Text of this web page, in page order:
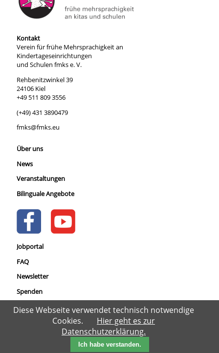
Kontakt
Verein für frühe Mehrsprachigkeit an
Kindertageseinrichtungen
und Schulen fmks e. V.
Rehbenitzwinkel 39
24106 Kiel
+49 511 809 3556
(+49) 431 3890479
fmks@fmks.eu
Über uns
News
Veranstaltungen
Bilinguale Angebote
Jobportal
FAQ
Newsletter
Spenden
Datenschutz
Diese Webseite verwendet technisch notwendige
Cookies.
Hier geht es zur
Datenschutzerklärung.
Ich habe verstanden.